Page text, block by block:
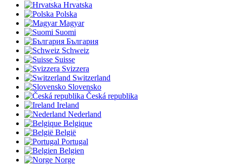
Hrvatska
Polska
Magyar
Suomi
България
Schweiz
Suisse
Svizzera
Switzerland
Slovensko
Česká republika
Ireland
Nederland
Belgique
België
Portugal
Belgien
Norge